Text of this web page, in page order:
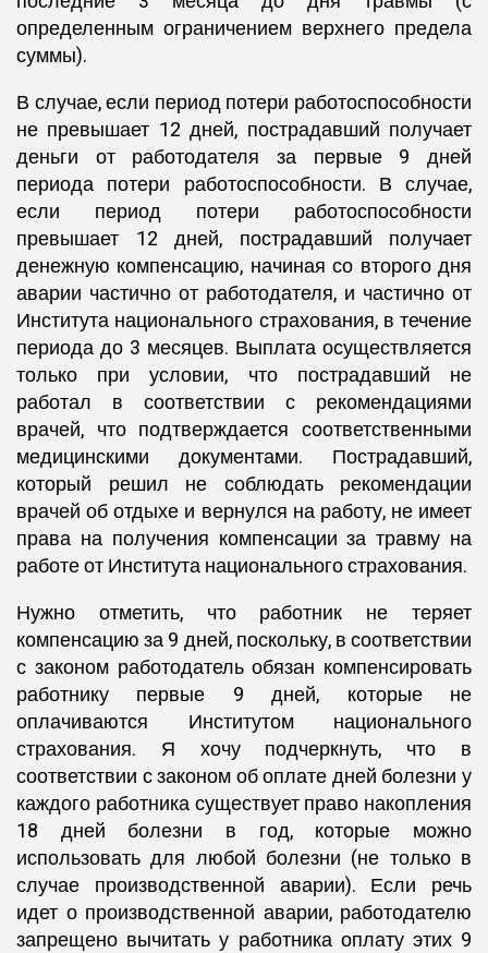
определенным ограничением верхнего предела
суммы).
В случае, если период потери работоспособности
не превышает 12 дней, пострадавший получает
деньги от работодателя за первые 9 дней
периода потери работоспособности. В случае,
если период потери работоспособности
превышает 12 дней, пострадавший получает
денежную компенсацию, начиная со второго дня
аварии частично от работодателя, и частично от
Института национального страхования, в течение
периода до 3 месяцев. Выплата осуществляется
только при условии, что пострадавший не
работал в соответствии с рекомендациями
врачей, что подтверждается соответственными
медицинскими документами. Пострадавший,
который решил не соблюдать рекомендации
врачей об отдыхе и вернулся на работу, не имеет
права на получения компенсации за травму на
работе от Института национального страхования.
Нужно отметить, что работник не теряет
компенсацию за 9 дней, поскольку, в соответствии
с законом работодатель обязан компенсировать
работнику первые 9 дней, которые не
оплачиваются Институтом национального
страхования. Я хочу подчеркнуть, что в
соответствии с законом об оплате дней болезни у
каждого работника существует право накопления
18 дней болезни в год, которые можно
использовать для любой болезни (не только в
случае производственной аварии). Если речь
идет о производственной аварии, работодателю
запрещено вычитать у работника оплату этих 9